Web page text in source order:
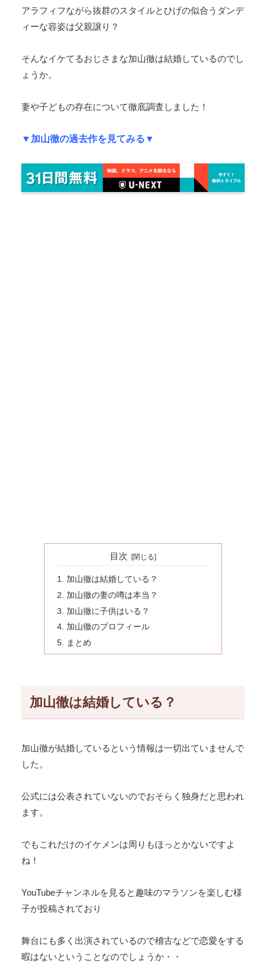
アラフィフながら抜群のスタイルとひげの似合うダンデ
ィーな容姿は父親譲り？
そんなイケてるおじさまな加山徹は結婚しているのでし
ょうか。
妻や子どもの存在について徹底調査しました！
▼加山徹の過去作を見てみる▼
目次
加山徹は結婚している？
加山徹の妻の噂は本当？
加山徹に子供はいる？
加山徹のプロフィール
まとめ
加山徹は結婚している？
加山徹が結婚しているという情報は一切出ていませんで
した。
公式には公表されていないのでおそらく独身だと思われ
ます。
でもこれだけのイケメンは周りもほっとかないですよ
ね！
YouTubeチャンネルを見ると趣味のマラソンを楽しむ様
子が投稿されており
舞台にも多く出演されているので稽古などで恋愛をする
暇はないということなのでしょうか・・